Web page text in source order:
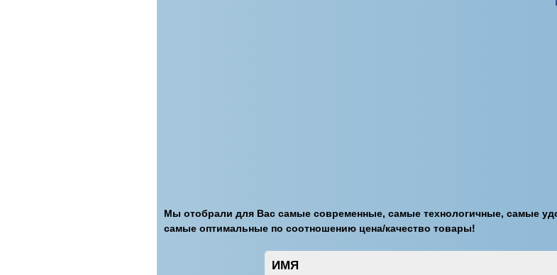
Мы отобрали для Вас самые современные, самые технологичные, самые
самые оптимальные по соотношению цена/качество товары!
ИМЯ